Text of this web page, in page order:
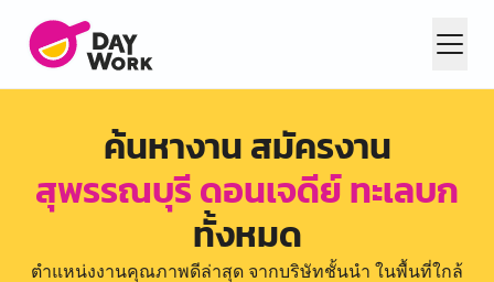
ค้นหางาน สมัครงาน
สุพรรณบุรี ดอนเจดีย์ ทะเลบก
ทั้งหมด
ตำแหน่งงานคุณภาพดีล่าสุด จากบริษัทชั้นนำ ในพื้นที่ใกล้